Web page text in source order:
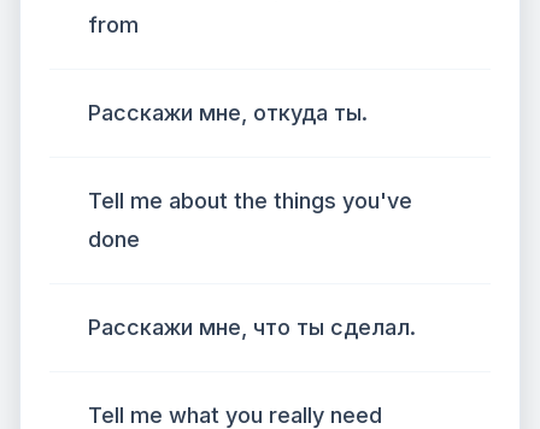
from
Расскажи мне, откуда ты.
Tell me about the things you've
done
Расскажи мне, что ты сделал.
Tell me what you really need